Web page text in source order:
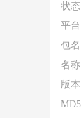
状
平
包名
名称
版本
MD5